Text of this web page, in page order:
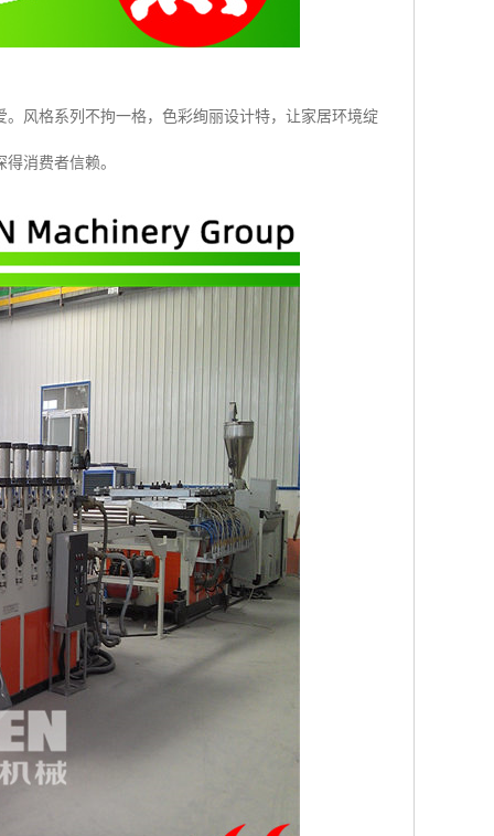
风格系列不拘一格，色彩绚丽设计特，让家居环境绽
消费者信赖。